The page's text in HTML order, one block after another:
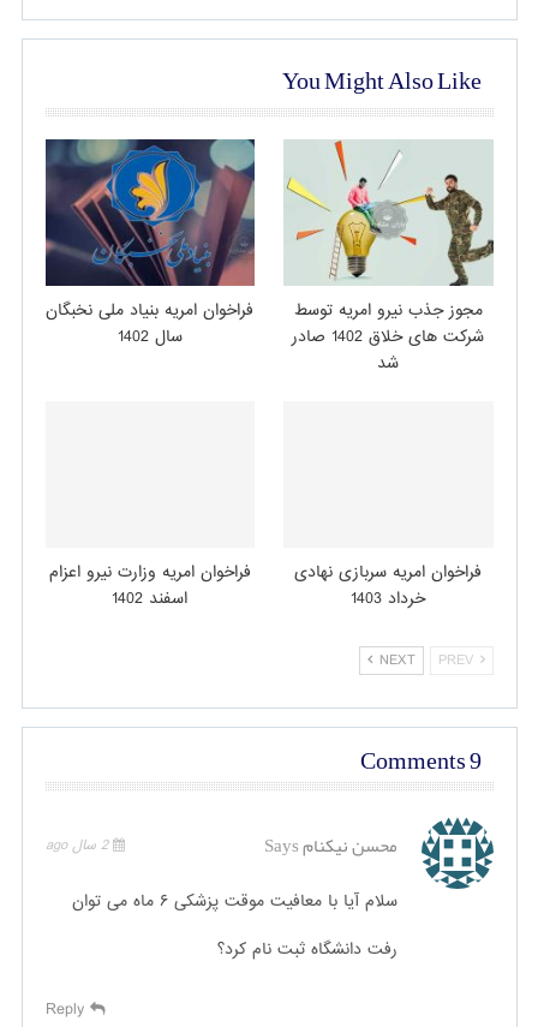
You Might Also Like
مجوز جذب نیرو امریه توسط
شرکت های خلاق 1402 صادر
شد
فراخوان امریه بنیاد ملی نخبگان
سال 1402
فراخوان امریه سربازی نهادی
خرداد 1403
فراخوان امریه وزارت نیرو اعزام
اسفند 1402
PREV
NEXT
9 Comments
محسن نیکنامSays 2 سال ago
سلام آیا با معافیت موقت پزشکی ۶ ماه می توان
رفت دانشگاه ثبت نام کرد؟
Reply